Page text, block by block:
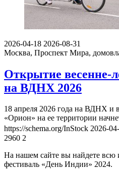
2026-04-18 2026-08-31
Москва, Проспект Мира,
Открытие весенне-
на ВДНХ 2026
18 апреля 2026 года на ВДНХ и
«Орион» на ее территории
https://schema.org/InStock 2026-
2960 2
На нашем сайте вы найдете
фестиваль «День Индии» 2024.